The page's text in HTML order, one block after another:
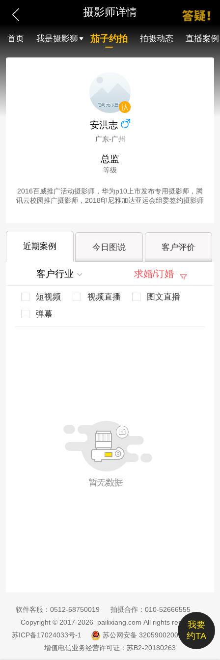
摄影师详情
首页 我是摄影狮 茄子约拍 拍摄动态 直播案例
安洪志
广东-广州
总监
等级
2016百威推广活动摄影师，华为p10上市发布专用摄影师，腾
讯云校园推广摄影师，2018印尼雅加达亚运会组委签约摄影师
近期案例 今日图说 客户评价
客户行业 求婚/订婚
短视频 视频直播
图文直播
弹幕
我要
约TA
软件客服： 0512-68750019 拍摄合作： 010-52666555
Copyright © 2017-2026 pailixiang.com All rights reserved
苏ICP备17024033号-1
苏公网安备 32059002002885号
增值电信业务经营许可证：苏B2-20180263